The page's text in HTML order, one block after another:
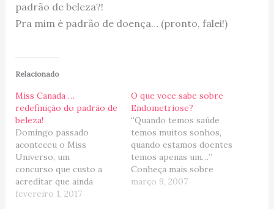
padrão de beleza?!
Pra mim é padrão de doença… (pronto, falei!)
Relacionado
Miss Canada …
redefinição do padrão de
beleza!
Domingo passado
aconteceu o Miss
Universo, um
concurso que custo a
acreditar que ainda
exista e que ganhe certa
fevereiro 1, 2017
O que voce sabe sobre
Endometriose?
“Quando temos saúde
temos muitos sonhos,
quando estamos doentes
temos apenas um…”
Conheça mais sobre
ENDOMETRIOSE, uma
março 9, 2007